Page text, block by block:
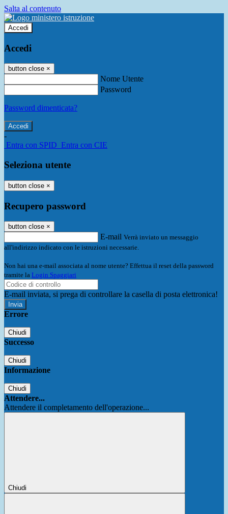
Salta al contenuto
Accedi
Accedi
button close ×
Nome Utente
Password
Password dimenticata?
-
Entra con SPID Entra con CIE
Seleziona utente
button close ×
Recupero password
button close ×
E-mail Verrà inviato un messaggio
all'indirizzo indicato con le istruzioni necessarie.
Non hai una e-mail associata al nome utente? Effettua il reset della password
tramite la Login Spaggiari
E-mail inviata, si prega di controllare la casella di posta elettronica!
Errore
Chiudi
Successo
Chiudi
Informazione
Chiudi
Attendere...
Attendere il completamento dell'operazione...
Chiudi